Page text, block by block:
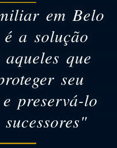
em Belo
a solução
que
seu
preservá-lo